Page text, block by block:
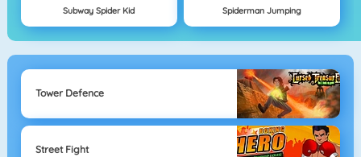
Subway Spider Kid Spiderman Jumping
Tower Defence
Street Fight